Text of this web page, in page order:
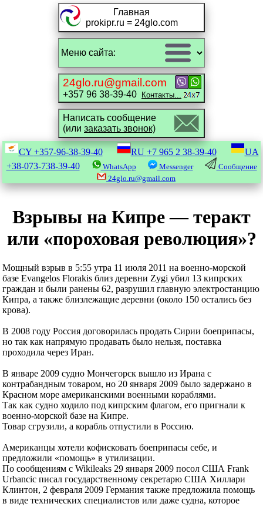
Главная
prokipr.ru = 24glo.com
24glo.ru@gmail.com
+357 96 38-39-40 Контакты...
Написать сообщение
(или заказать звонок)
CY +357-96-38-39-40 RU +7 965 2 38-39-40
UA
+38-073-738-39-40
WhatsApp Messenger
Сообщение
24glo.ru@gmail.com
Взрывы на Кипре — теракт
или «пороховая революция»?
Мощный взрыв в 5:55 утра 11 июля 2011 на военно-морской
базе Evangelos Florakis близ деревни Zygi убил 13 кипрских
граждан и были ранены 62, разрушил главную электростанцию
Кипра, а также близлежащие деревни (около 150 остались без
крова).
В 2008 году Россия договорилась продать Сирии боеприпасы,
но так как напрямую продавать было нельзя, поставка
проходила через Иран.
В январе 2009 судно Мончегорск вышло из Ирана с
контрабандным товаром, но 20 января 2009 было задержано в
Красном море американскими военными кораблями.
Так как судно ходило под кипрским флагом, его пригнали к
военно-морской базе на Кипре.
Товар сгрузили, а корабль отпустили в Россию.
Американцы хотели кофисковать боеприпасы себе, и
предложили «помощь» в утилизации.
По сообщениям с Wikileaks 29 января 2009 посол США Frank
Urbancic писал государственному секретарю США Хиллари
Клинтон, 2 февраля 2009 Германия также предложила помощь
в виде технических специалистов или даже судна, которое